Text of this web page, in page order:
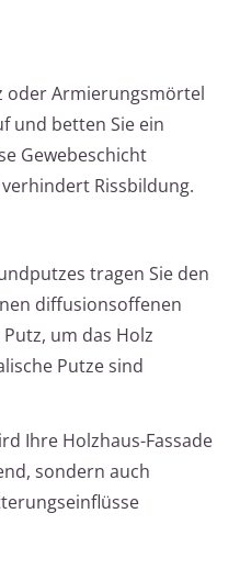
oder Armierungsmörtel
und betten Sie ein
Gewebeschicht
Rissbildung.
tragen Sie den
diffusionsoffenen
um das Holz
Putze sind
Ihre Holzhaus-Fassade
sondern auch